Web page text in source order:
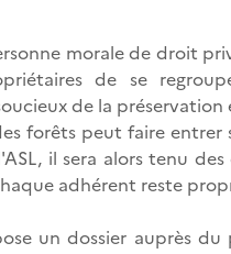
morale de droit
de se
de la préservation
forêts peut faire entrer
il sera alors tenu
adhérent reste
un dossier auprès